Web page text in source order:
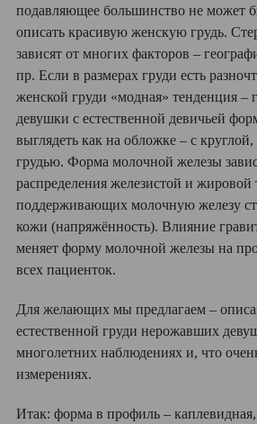
подавляющее большинство не может
описать красивую женскую грудь.
зависят от многих факторов –
пр. Если в размерах груди есть
женской груди «модная» тенденция –
девушки с естественной девичьей
выглядеть как на обложке – с
грудью. Форма молочной железы
распределения железистой и
поддерживающих молочную железу
кожи (напряжённость). Влияние
меняет форму молочной железы на
всех пациенток.
Для желающих мы предлагаем –
естественной груди нерожавших
многолетних наблюдениях и, что
измерениях.
Итак: форма в профиль – каплевидная,